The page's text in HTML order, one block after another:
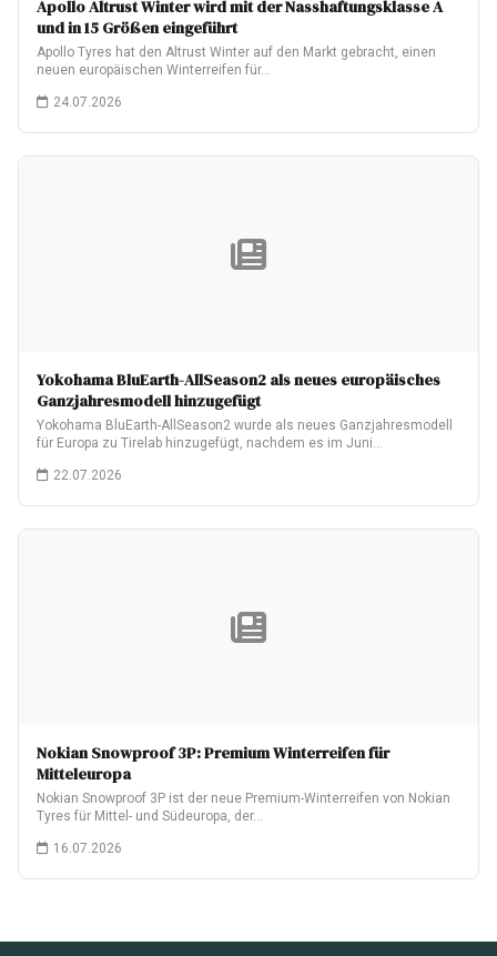
Apollo Altrust Winter wird mit der Nasshaftungsklasse A
und in 15 Größen eingeführt
Apollo Tyres hat den Altrust Winter auf den Markt gebracht, einen
neuen europäischen Winterreifen für…
24.07.2026
Yokohama BluEarth-AllSeason2 als neues europäisches
Ganzjahresmodell hinzugefügt
Yokohama BluEarth-AllSeason2 wurde als neues Ganzjahresmodell
für Europa zu Tirelab hinzugefügt, nachdem es im Juni…
22.07.2026
Nokian Snowproof 3P: Premium Winterreifen für
Mitteleuropa
Nokian Snowproof 3P ist der neue Premium-Winterreifen von Nokian
Tyres für Mittel- und Südeuropa, der…
16.07.2026